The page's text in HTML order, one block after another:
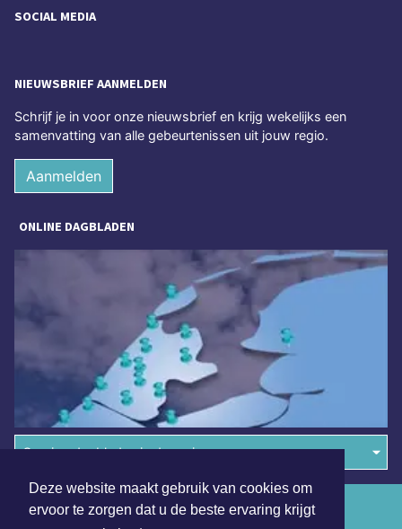
Deze website maakt gebruik van cookies om
ervoor te zorgen dat u de beste ervaring krijgt
SOCIAL MEDIA
NIEUWSBRIEF AANMELDEN
Schrijf je in voor onze nieuwsbrief en krijg wekelijks een
samenvatting van alle gebeurtenissen uit jouw regio.
Aanmelden
ONLINE DAGBLADEN
Overige dagbladen in de regio
Algemene voorwaarden